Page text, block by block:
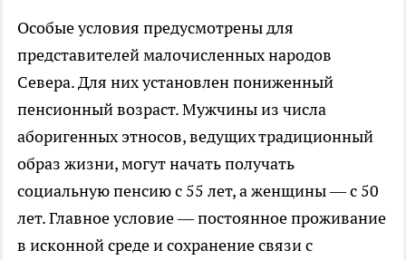
Особые условия предусмотрены для
представителей малочисленных народов
Севера. Для них установлен пониженный
пенсионный возраст. Мужчины из числа
аборигенных этносов, ведущих традиционный
образ жизни, могут начать получать
социальную пенсию с 55 лет, а женщины — с 50
лет. Главное условие — постоянное проживание
в исконной среде и сохранение связи с